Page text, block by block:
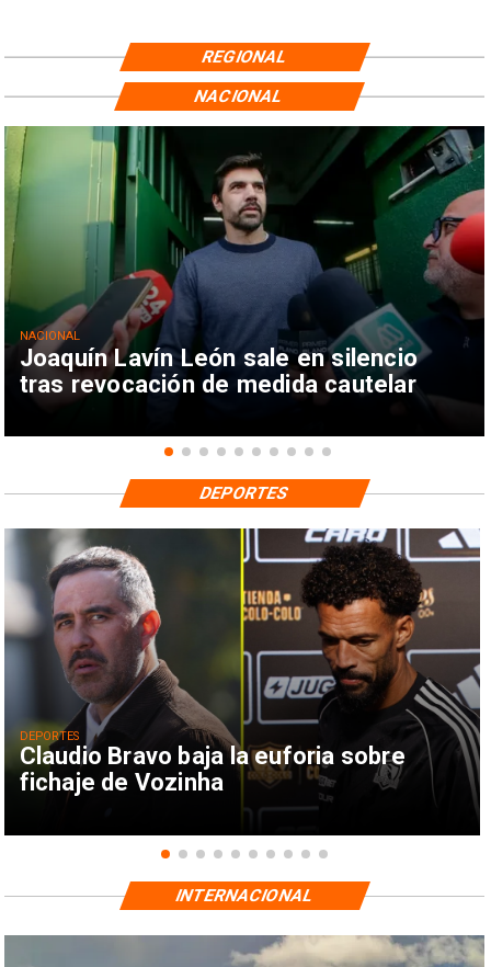
REGIONAL
Joaquín Lavín León sale en silencio
tras revocación de medida cautelar
NACIONAL
NACIONAL
Claudio Bravo baja la euforia sobre
fichaje de Vozinha
DEPORTES
DEPORTES
INTERNACIONAL